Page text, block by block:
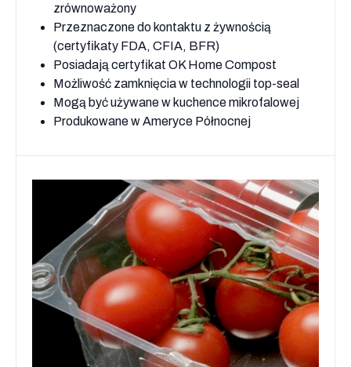
zrównoważony
Przeznaczone do kontaktu z żywnością
(certyfikaty FDA, CFIA, BFR)
Posiadają certyfikat OK Home Compost
Możliwość zamknięcia w technologii top-seal
Mogą być używane w kuchence mikrofalowej
Produkowane w Ameryce Północnej